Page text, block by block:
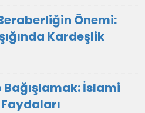
Önemi:
Kardeşlik
İslami